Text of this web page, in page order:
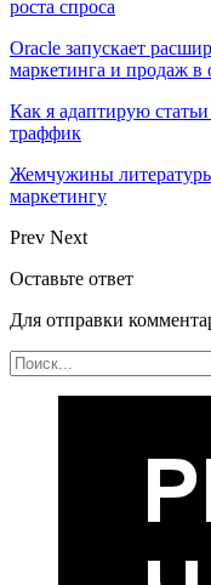
роста спроса
Oracle запускает
маркетинга и продаж в
Как я адаптирую
траффик
Жемчужины
маркетингу
Prev Next
Оставьте ответ
Для отправки